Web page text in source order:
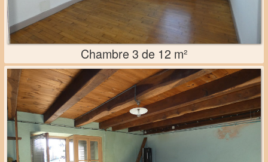
Chambre 3 de 12 m²